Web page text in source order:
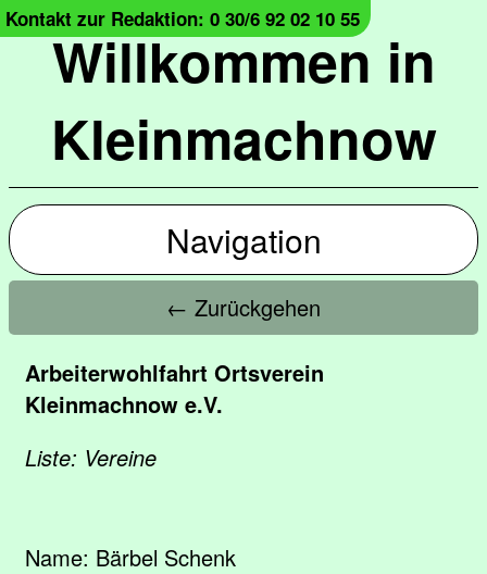
Willkommen in
Kleinmachnow
Kontakt zur Redaktion: 0 30/6 92 02 10 55
Navigation
← Zurückgehen
Arbeiterwohlfahrt Ortsverein
Kleinmachnow e.V.
Liste: Vereine
Name: Bärbel Schenk